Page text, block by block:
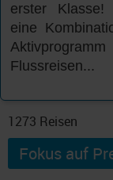
erster Klasse!
eine
Flussreisen...
1273 Reisen